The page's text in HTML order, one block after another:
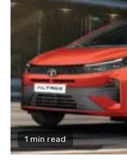
1 min read